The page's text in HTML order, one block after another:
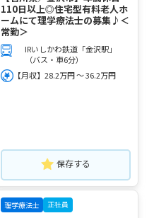
110日以上◎住宅型有料老人ホ
ームにて理学療法士の募集♪＜
常勤＞
IRいしかわ鉄道「金沢駅」
（バス・車6分）
【月収】28.2万円 ～ 36.2万円
保存する
理学療法士 正社員